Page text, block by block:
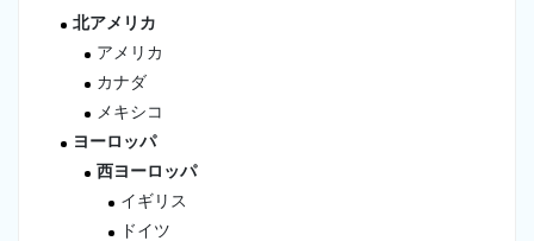
北アメリカ
アメリカ
カナダ
メキシコ
ヨーロッパ
西ヨーロッパ
イギリス
ドイツ